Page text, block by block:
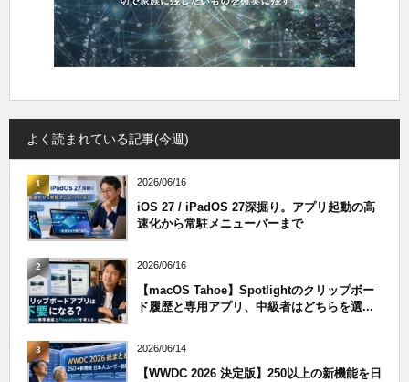
よく読まれている記事(今週)
1 2026/06/16
iOS 27 / iPadOS 27深掘り。アプリ起動の高
速化から常駐メニューバーまで
2 2026/06/16
【macOS Tahoe】Spotlightのクリップボー
ド履歴と専用アプリ、中級者はどちらを選...
3 2026/06/14
【WWDC 2026 決定版】250以上の新機能を日